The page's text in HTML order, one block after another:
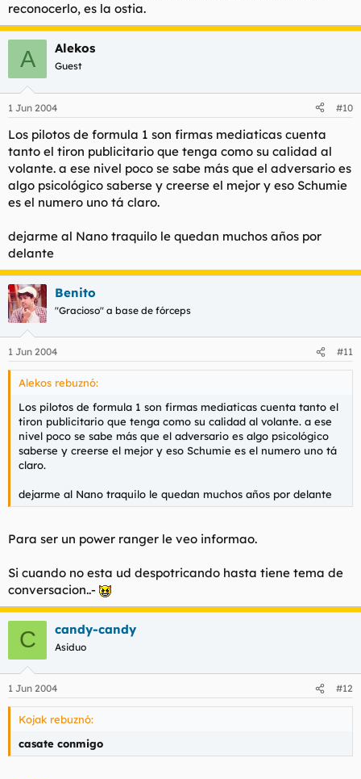
reconocerlo, es la ostia.
A Alekos
Guest
1 Jun 2004 #10
Los pilotos de formula 1 son firmas mediaticas cuenta
tanto el tiron publicitario que tenga como su calidad al
volante. a ese nivel poco se sabe más que el adversario es
algo psicológico saberse y creerse el mejor y eso Schumie
es el numero uno tá claro.
dejarme al Nano traquilo le quedan muchos años por
delante
Benito
"Gracioso" a base de fórceps
1 Jun 2004 #11
Alekos rebuznó:
Los pilotos de formula 1 son firmas mediaticas cuenta tanto el
tiron publicitario que tenga como su calidad al volante. a ese
nivel poco se sabe más que el adversario es algo psicológico
saberse y creerse el mejor y eso Schumie es el numero uno tá
claro.
dejarme al Nano traquilo le quedan muchos años por delante
Para ser un power ranger le veo informao.
Si cuando no esta ud despotricando hasta tiene tema de
conversacion..-
C candy-candy
Asiduo
1 Jun 2004 #12
Kojak rebuznó:
casate conmigo